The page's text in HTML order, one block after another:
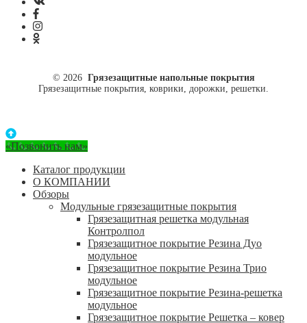
© 2026 Грязезащитные напольные покрытия
Грязезащитные покрытия, коврики, дорожки, решетки.
«Позвонить нам»
Каталог продукции
О КОМПАНИИ
Обзоры
Модульные грязезащитные покрытия
Грязезащитная решетка модульная
Контролпол
Грязезащитное покрытие Резина Дуо
модульное
Грязезащитное покрытие Резина Трио
модульное
Грязезащитное покрытие Резина-решетка
модульное
Грязезащитное покрытие Решетка – ковер